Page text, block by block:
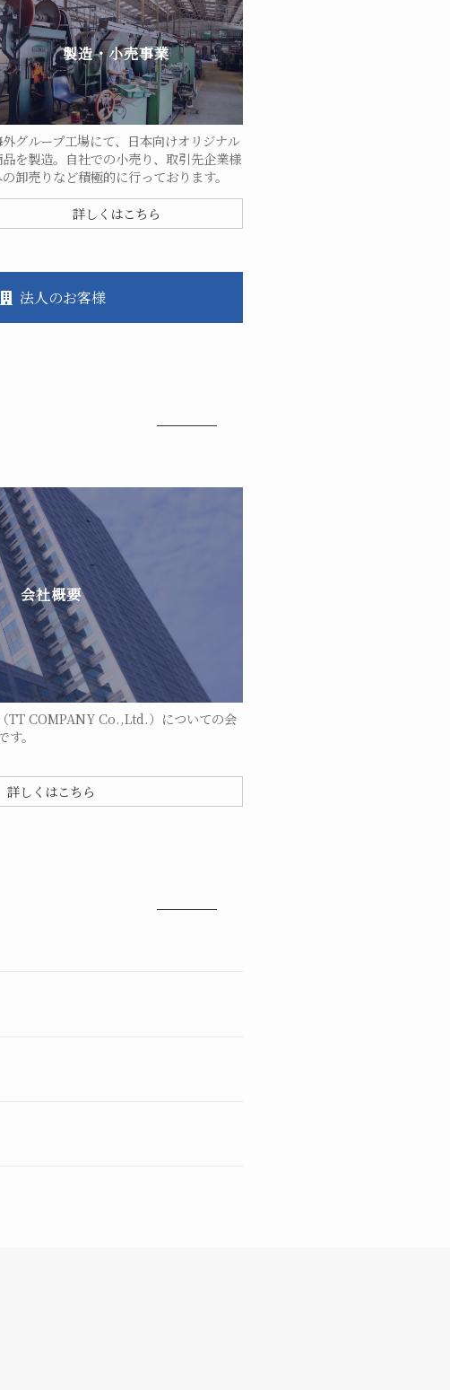
製造・小売事業
外グループ工場にて、日本向けオリジナル
品を製造。自社での小売り、取引先企業様
卸売りなど積極的に行っております。
詳しくはこちら
法人のお客様
会社概要
TT COMPANY Co.,Ltd.）についての会
。
詳しくはこちら